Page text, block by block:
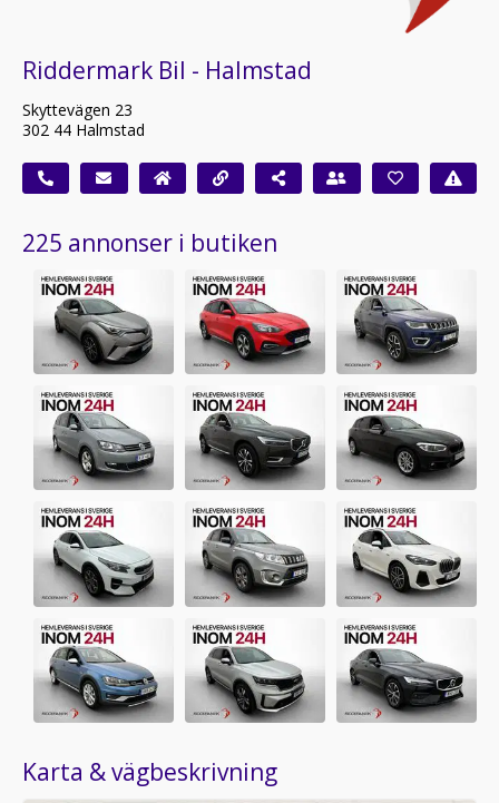
Riddermark Bil - Halmstad
Skyttevägen 23
302 44 Halmstad
225 annonser i butiken
Karta & vägbeskrivning